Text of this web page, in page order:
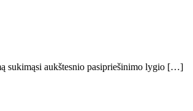
sukimąsi aukštesnio pasipriešinimo lygio […]